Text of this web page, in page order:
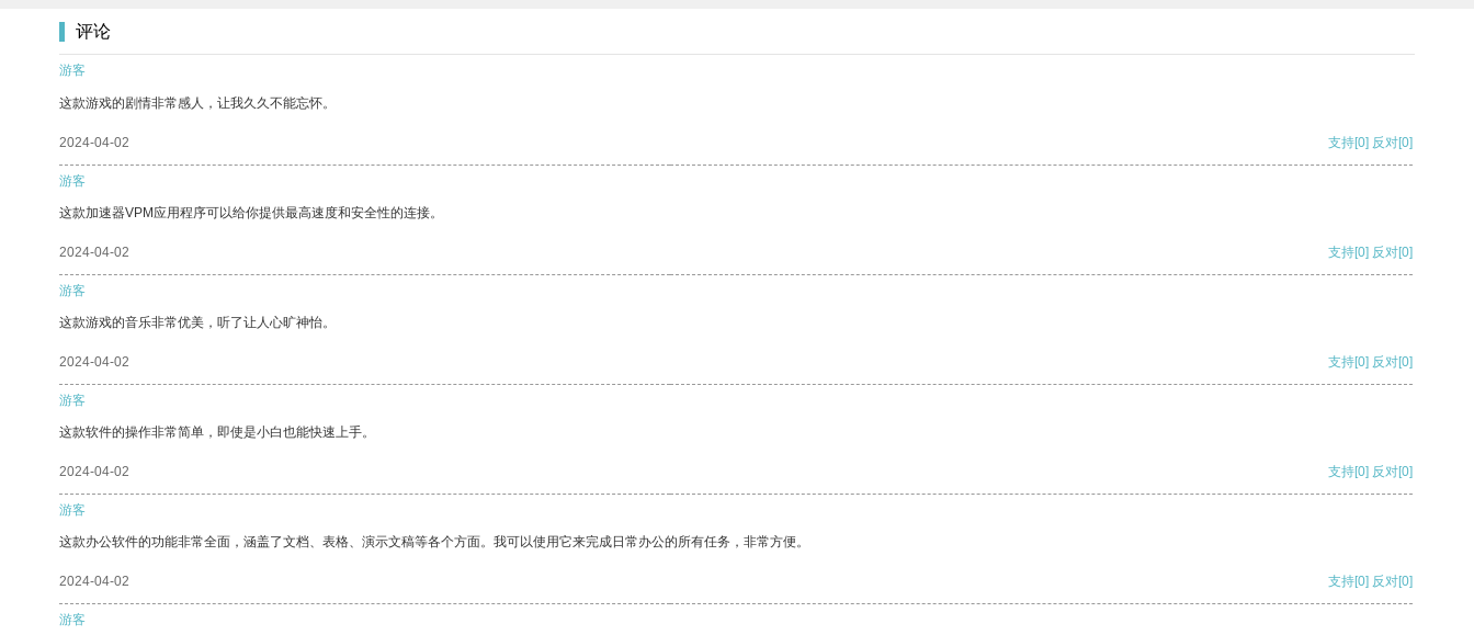
评论
游客
这款游戏的剧情非常感人，让我久久不能忘怀。
2024-04-02 支持[0] 反对[0]
游客
这款加速器VPM应用程序可以给你提供最高速度和安全性的连接。
2024-04-02 支持[0] 反对[0]
游客
这款游戏的音乐非常优美，听了让人心旷神怡。
2024-04-02 支持[0] 反对[0]
游客
这款软件的操作非常简单，即使是小白也能快速上手。
2024-04-02 支持[0] 反对[0]
游客
这款办公软件的功能非常全面，涵盖了文档、表格、演示文稿等各个方面。我可以使用它来完成日常办公的所有任务，非常方便。
2024-04-02 支持[0] 反对[0]
游客